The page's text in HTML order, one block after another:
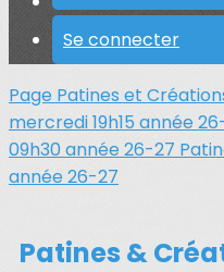
Se connecter
Page Patines et
mercredi 19h15 année
09h30 année 26-27
année 26-27
Patines &